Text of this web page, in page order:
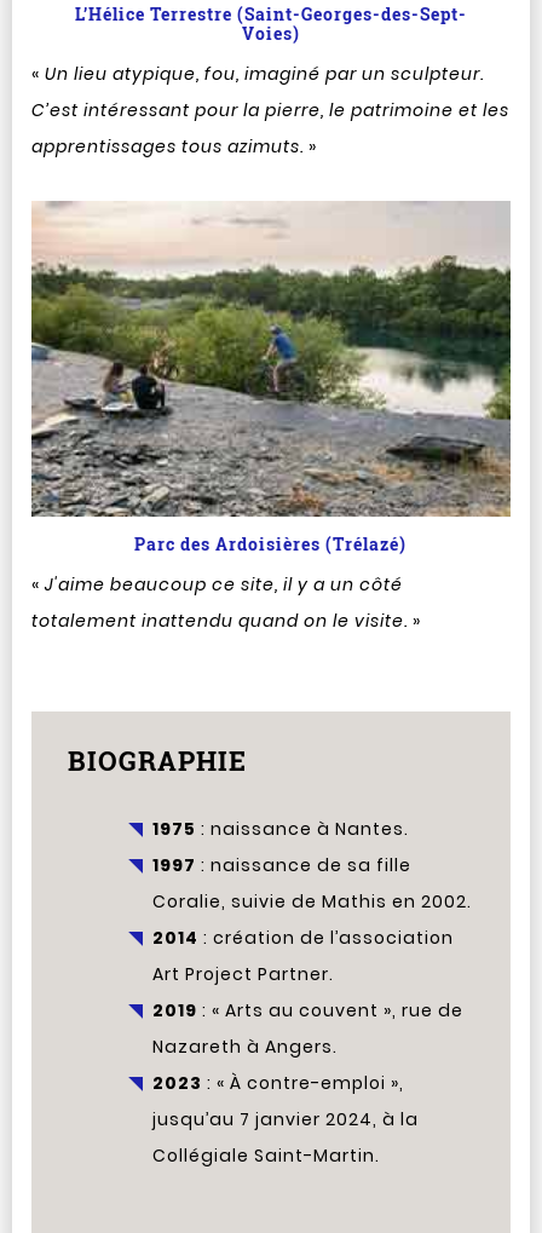
L’Hélice Terrestre (Saint-Georges-des-Sept-
Voies)
« Un lieu atypique, fou, imaginé par un sculpteur.
C’est intéressant pour la pierre, le patrimoine et les
apprentissages tous azimuts. »
Parc des Ardoisières (Trélazé)
« J'aime beaucoup ce site, il y a un côté
totalement inattendu quand on le visite. »
BIOGRAPHIE
1975 : naissance à Nantes.
1997 : naissance de sa fille
Coralie, suivie de Mathis en 2002.
2014 : création de l’association
Art Project Partner.
2019 : « Arts au couvent », rue de
Nazareth à Angers.
2023 : « À contre-emploi »,
jusqu’au 7 janvier 2024, à la
Collégiale Saint-Martin.